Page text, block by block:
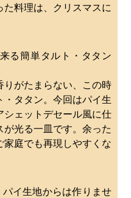
料理は、クリスマスに
る簡単タルト・タタン
りがたまらない、この時
タタン。今回はパイ生
ェットデセール風に仕
が光る一皿です。余った
庭でも再現しやすくな
イ生地からは作りませ